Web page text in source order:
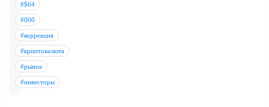
#$64
#000
#коррекция
#криптовалюта
#рынок
#инвесторы